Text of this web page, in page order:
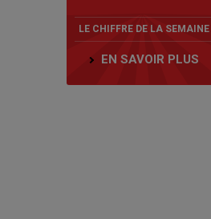
LE CHIFFRE DE LA SEMAINE
EN SAVOIR PLUS